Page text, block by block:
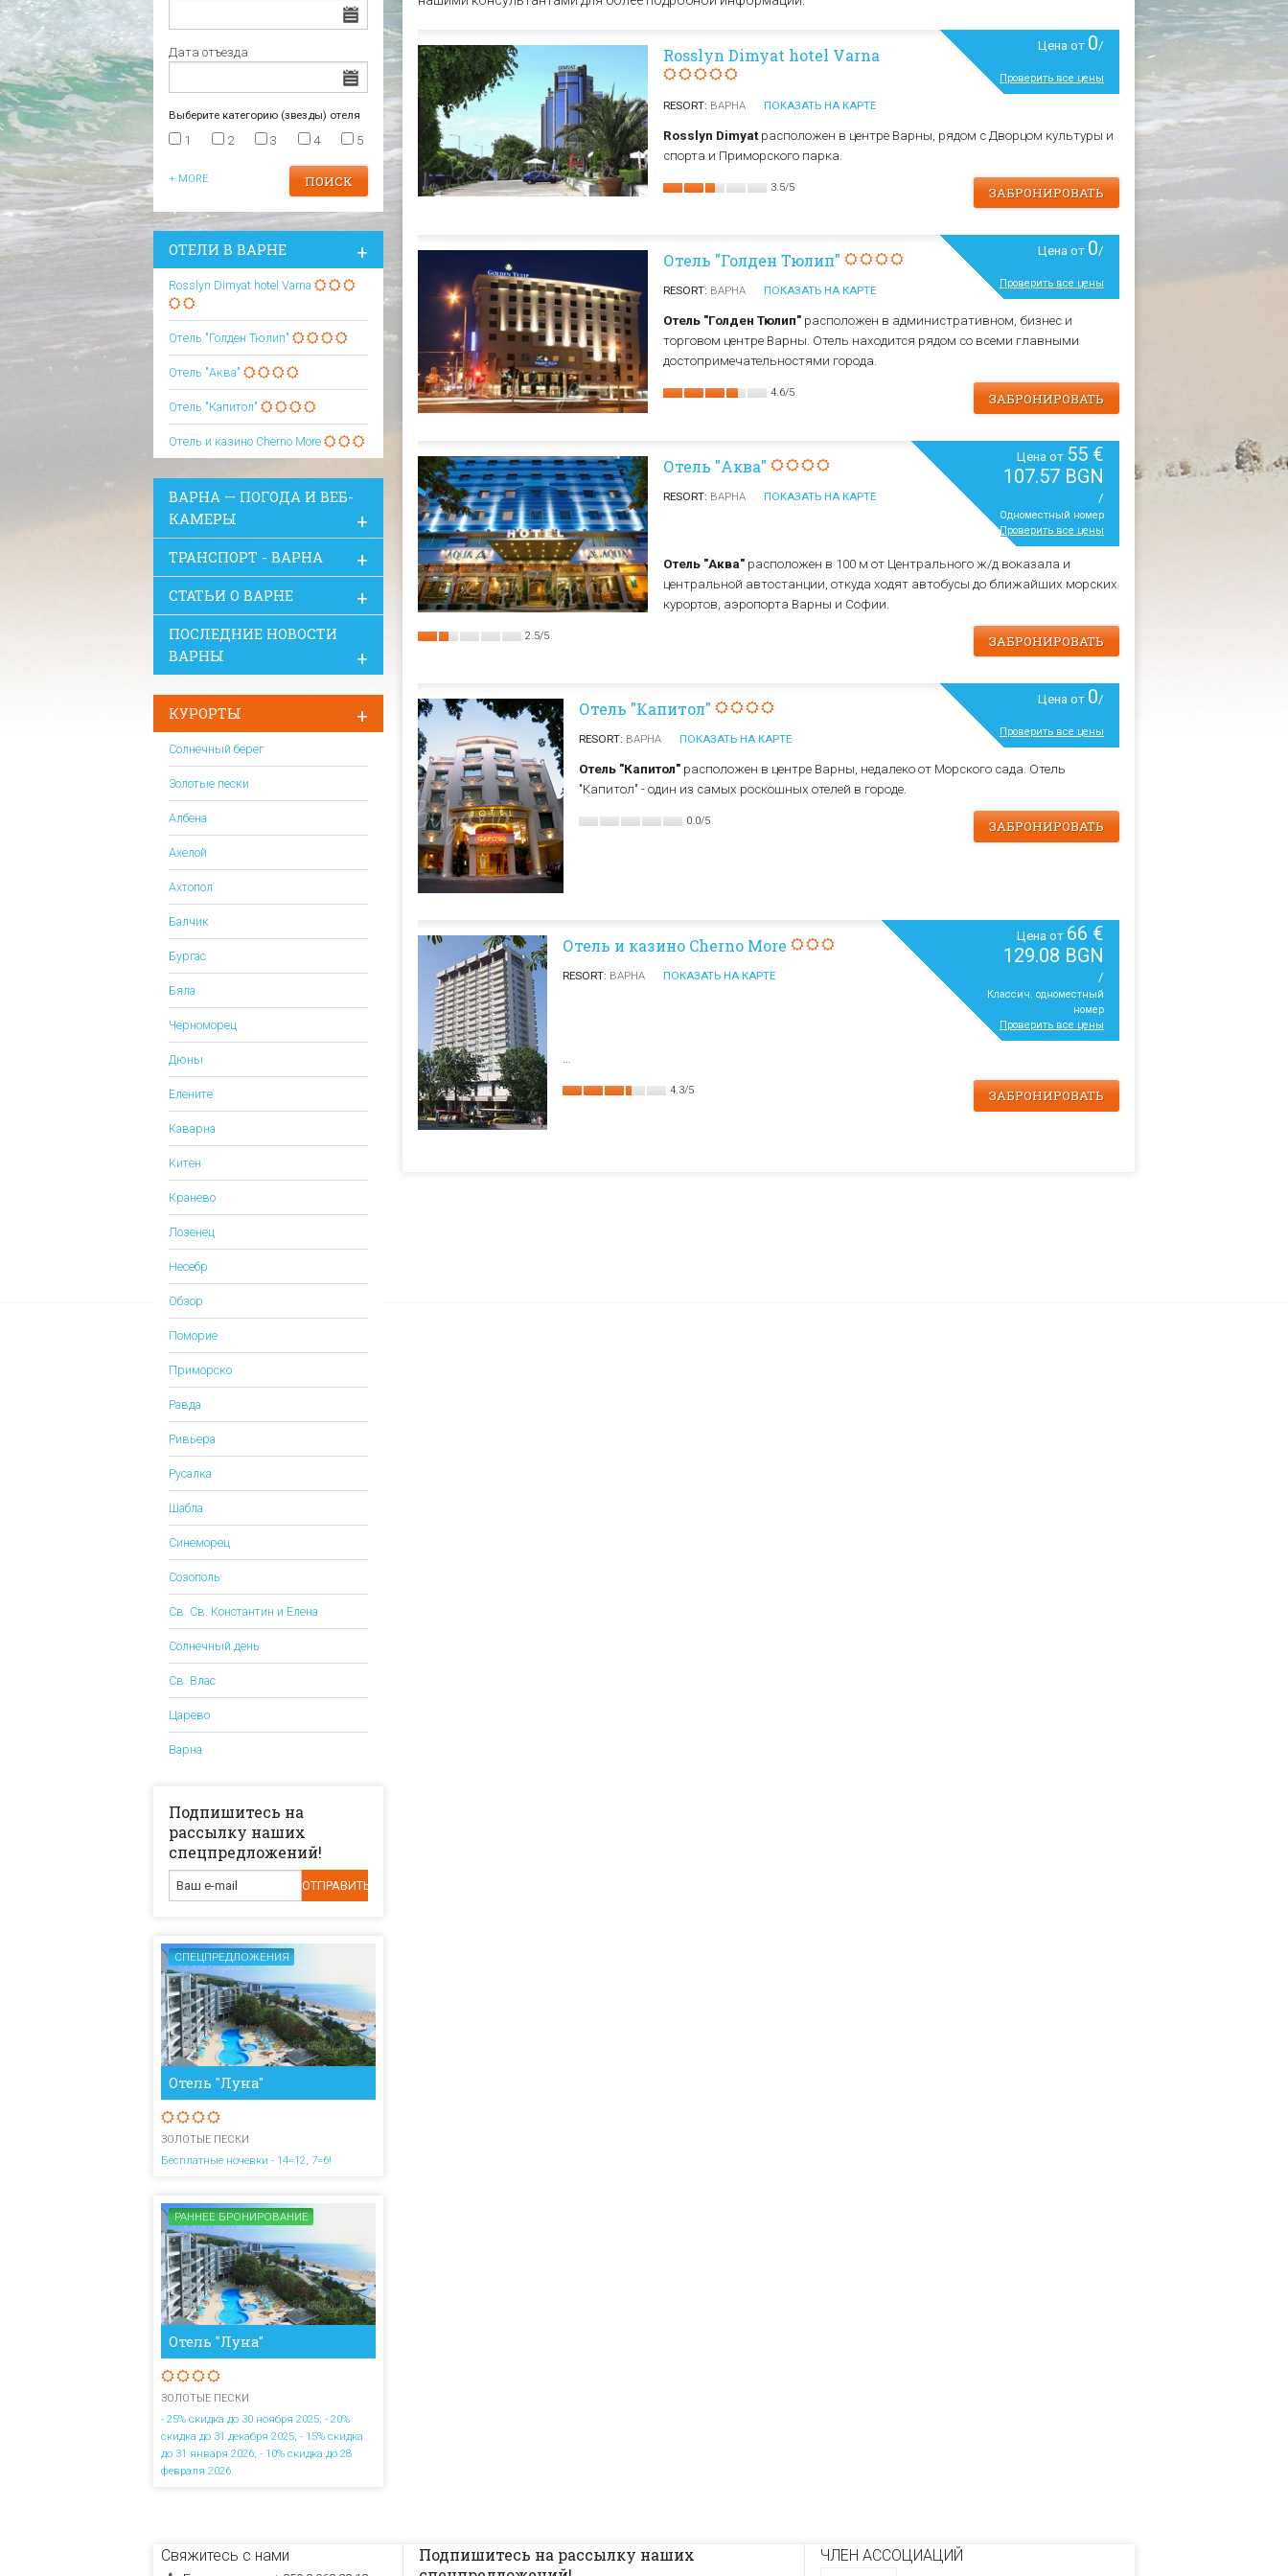
Варна
Елена
Отели в Царево
Отели в Варне Цена от 0/
Проверить все цены
Rosslyn Dimyat hotel Varna
RESORT: ВАРНА ПОКАЗАТЬ НА КАРТЕ
Rosslyn Dimyatрасположен в центре Варны, рядом с Дворцом культуры и
спорта и Приморского парка.
ЗАБРОНИРОВАТЬ
3.5/5
Цена от 0/
Проверить все цены
Отель "Голден Тюлип"
RESORT: ВАРНА ПОКАЗАТЬ НА КАРТЕ
Отель "Голден Тюлип" расположен в административном, бизнес и
торговом центре Варны. Отель находится рядом со всеми главными
достопримечательностями города.
ЗАБРОНИРОВАТЬ
4.6/5
Цена от 55 €
107.57 BGN
/
Одноместный номер
Проверить все цены
Отель "Аква"
RESORT: ВАРНА ПОКАЗАТЬ НА КАРТЕ
Отель "Аква" расположен в 100 м от Центрального ж/д воказала и
центральной автостанции, откуда ходят автобусы до ближайших морских
курортов, аэропорта Варны и Софии.
ЗАБРОНИРОВАТЬ
2.5/5
Цена от 0/
Проверить все цены
Отель "Капитол"
RESORT: ВАРНА ПОКАЗАТЬ НА КАРТЕ
Отель "Капитол" расположен в центре Варны, недалеко от Морского сада. Отель
"Капитол" - один из самых роскошных отелей в городе.
ЗАБРОНИРОВАТЬ
0.0/5
Цена от 66 €
129.08 BGN
/
Классич. одноместный
номер
Проверить все цены
Отель и казино Cherno More
RESORT: ВАРНА ПОКАЗАТЬ НА КАРТЕ
...
ЗАБРОНИРОВАТЬ
4.3/5
Дата отъезда
Выберите категорию (звезды) отеля
1 2 3 4 5
+ MORE
ОТЕЛИ В ВАРНЕ
Rosslyn Dimyat hotel Varna
Отель "Голден Тюлип"
Отель "Аква"
Отель "Капитол"
Отель и казино Cherno More
ВАРНА — ПОГОДА И ВЕБ-
КАМЕРЫ
ТРАНСПОРТ - ВАРНА
СТАТЬИ О ВАРНЕ
ПОСЛЕДНИЕ НОВОСТИ
ВАРНЫ
КУРОРТЫ
Солнечный берег
Золотые пески
Албена
Ахелой
Ахтопол
Балчик
Бургас
Бяла
Черноморец
Дюны
Елените
Каварна
Китен
Кранево
Лозенец
Несебр
Обзор
Поморие
Приморско
Равда
Ривьера
Русалка
Шабла
Синеморец
Созополь
Св. Св. Константин и Елена
Солнечный день
Св. Влас
Царево
Варна
Подпишитесь на
рассылку наших
спецпредложений!
СПЕЦПРЕДЛОЖЕНИЯ
Отель "Луна"
ЗОЛОТЫЕ ПЕСКИ
Бесплатные ночевки - 14=12, 7=6!
РАННЕЕ БРОНИРОВАНИЕ
Отель "Луна"
ЗОЛОТЫЕ ПЕСКИ
- 25% скидка до 30 ноября 2025; - 20%
скидка до 31 декабря 2025; - 15% скидка
до 31 января 2026; - 10% скидка до 28
февраля 2026.
Свяжитесь с нами
Подпишитесь на рассылку наших
ЧЛЕН АССОЦИАЦИЙ